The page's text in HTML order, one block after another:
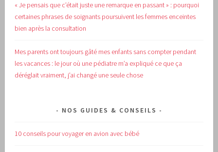
« Je pensais que c’était juste une remarque en passant » : pourquoi
certaines phrases de soignants poursuivent les femmes enceintes
bien après la consultation
Mes parents ont toujours gâté mes enfants sans compter pendant
les vacances : le jour où une pédiatre m’a expliqué ce que ça
déréglait vraiment, j’ai changé une seule chose
NOS GUIDES & CONSEILS
10 conseils pour voyager en avion avec bébé